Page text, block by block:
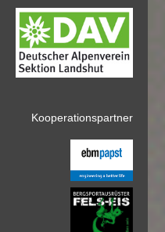
Kooperationspartner